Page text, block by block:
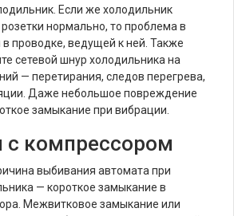
Если же холодильник
нормально, то проблема в
в проводке, ведущей к ней. Также
сетевой шнур холодильника на
— перетирания, следов перегрева,
Даже небольшое повреждение
замыкание при вибрации.
компрессором
выбивания автомата при
— короткое замыкание в
Межвитковое замыкание или